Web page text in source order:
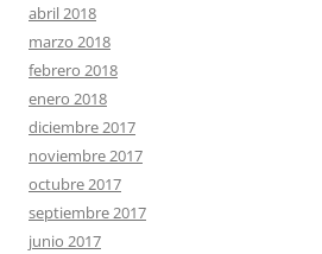
abril 2018
marzo 2018
febrero 2018
enero 2018
diciembre 2017
noviembre 2017
octubre 2017
septiembre 2017
junio 2017